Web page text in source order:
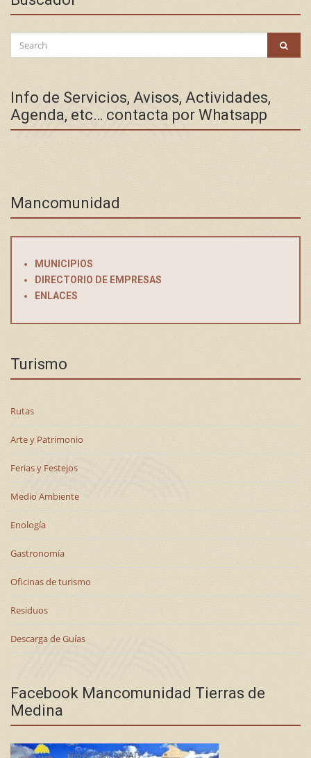
for:
Info de Servicios, Avisos, Actividades,
Agenda, etc… contacta por Whatsapp
Mancomunidad
MUNICIPIOS
DIRECTORIO DE EMPRESAS
ENLACES
Turismo
Rutas
Arte y Patrimonio
Ferias y Festejos
Medio Ambiente
Enología
Gastronomía
Oficinas de turismo
Residuos
Descarga de Guías
Facebook Mancomunidad Tierras de
Medina